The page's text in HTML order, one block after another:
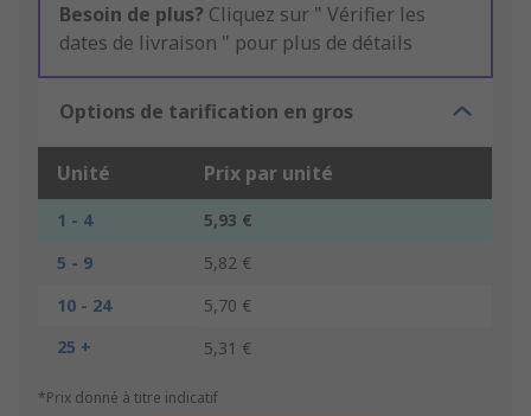
Besoin de plus? Cliquez sur " Vérifier les
dates de livraison " pour plus de détails
Options de tarification en gros
Unité Prix par unité
1 - 4
5,93 €
5 - 9
5,82 €
10 - 24
5,70 €
25 +
5,31 €
*Prix donné à titre indicatif